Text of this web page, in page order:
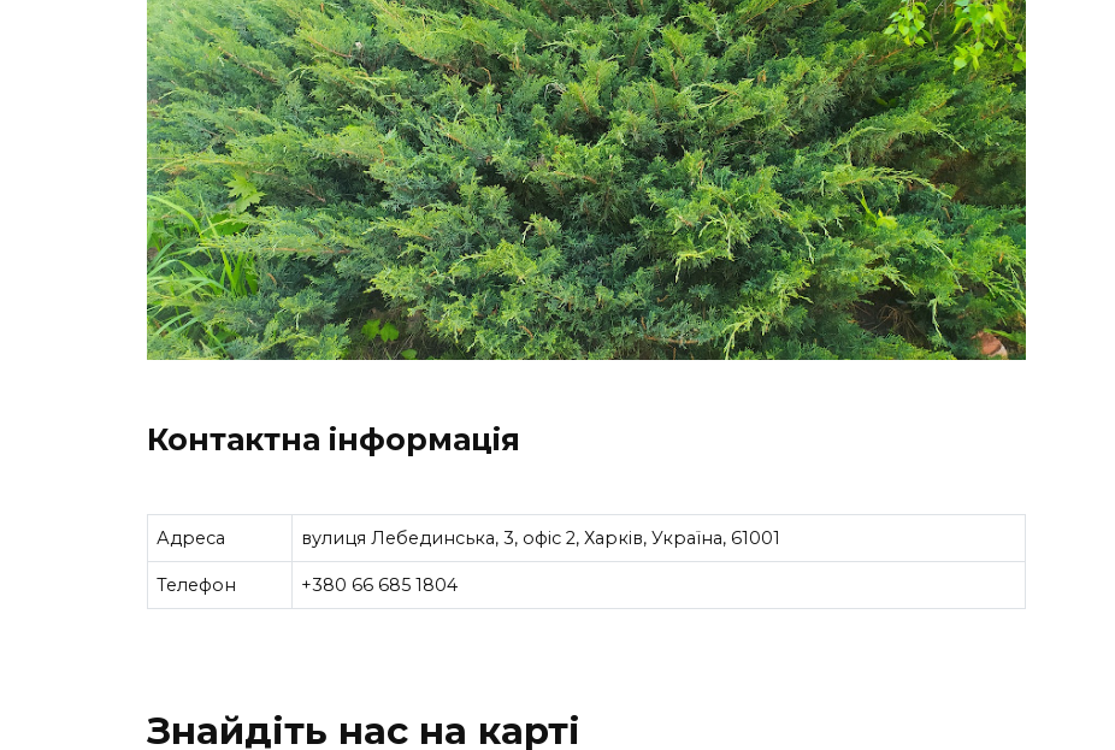
Контактна інформація
Адреса вулиця Лебединська, 3, офіс 2, Харків, Україна, 61001
Телефон +380 66 685 1804
Знайдіть нас на карті